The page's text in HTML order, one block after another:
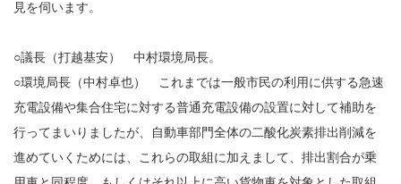
見を伺います。
○議長（打越基安） 中村環境局長。
○環境局長（中村卓也） これまでは一般市民の利用に供する急速
充電設備や集合住宅に対する普通充電設備の設置に対して補助を
行ってまいりましたが、自動車部門全体の二酸化炭素排出削減を
進めていくためには、これらの取組に加えまして、排出割合が乗